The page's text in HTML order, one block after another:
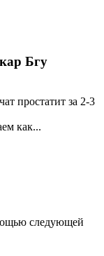
Бгу
простатит за 2-3
как...
следующей